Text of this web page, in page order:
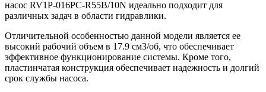
насос RV1P-016PC-R55B/10N идеально подходит для
различных задач в области гидравлики.
Отличительной особенностью данной модели является ее
высокий рабочий объем в 17.9 см3/об, что обеспечивает
эффективное функционирование системы. Кроме того,
пластинчатая конструкция обеспечивает надежность и долгий
срок службы насоса.